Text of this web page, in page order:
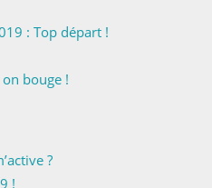
: Top départ !
bouge !
?
!